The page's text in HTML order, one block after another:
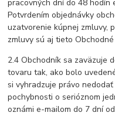
pracovných dní do 48 hodín
Potvrdením objednávky
uzatvorenie kúpnej zmluvy,
zmluvy sú aj tieto Obchodné
2.4 Obchodník sa zaväzuje
tovaru tak, ako bolo
si vyhradzuje právo
pochybnosti o serióznom
oznámi e-mailom do 7 dní